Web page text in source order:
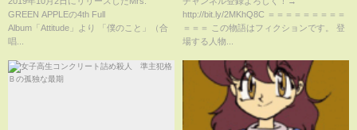
GREEN APPLEの4th Full
Album「Attitude」より 「僕のこと」（合
唱...
ないでねｗ」と言ってみた結
果、とんでもない事実が！【ス
http://bit.ly/2MKhQ8C ＝＝＝＝＝＝＝＝＝
＝＝＝ この物語はフィクションです。 登
場する人物...